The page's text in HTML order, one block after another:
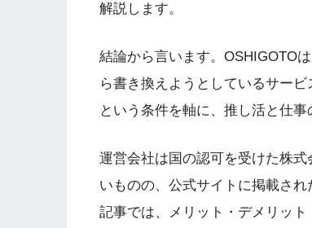
解説します。
結論から言います。OSHIGOTO
ら書き換えようとしているサー
という条件を軸に、推し活と仕事
運営会社は国の認可を受けた株
いものの、公式サイトに掲載さ
記事では、メリット・デメリッ